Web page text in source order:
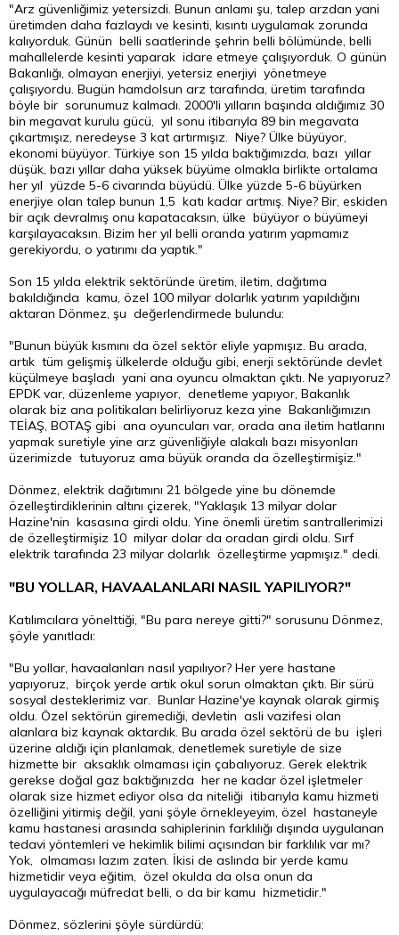
"Arz güvenliğimiz yetersizdi. Bunun anlamı şu, talep arzdan yani
üretimden daha fazlaydı ve kesinti, kısıntı uygulamak zorunda
kalıyorduk. Günün belli saatlerinde şehrin belli bölümünde, belli
mahallelerde kesinti yaparak idare etmeye çalışıyorduk. O günün
Bakanlığı, olmayan enerjiyi, yetersiz enerjiyi yönetmeye
çalışıyordu. Bugün hamdolsun arz tarafında, üretim tarafında
böyle bir sorunumuz kalmadı. 2000'li yılların başında aldığımız 30
bin megavat kurulu gücü, yıl sonu itibarıyla 89 bin megavata
çıkartmışız, neredeyse 3 kat artırmışız. Niye? Ülke büyüyor,
ekonomi büyüyor. Türkiye son 15 yılda baktığımızda, bazı yıllar
düşük, bazı yıllar daha yüksek büyüme olmakla birlikte ortalama
her yıl yüzde 5-6 civarında büyüdü. Ülke yüzde 5-6 büyürken
enerjiye olan talep bunun 1,5 katı kadar artmış. Niye? Bir, eskiden
bir açık devralmış onu kapatacaksın, ülke büyüyor o büyümeyi
karşılayacaksın. Bizim her yıl belli oranda yatırım yapmamız
gerekiyordu, o yatırımı da yaptık."
Son 15 yılda elektrik sektöründe üretim, iletim, dağıtıma
bakıldığında kamu, özel 100 milyar dolarlık yatırım yapıldığını
aktaran Dönmez, şu değerlendirmede bulundu:
"Bunun büyük kısmını da özel sektör eliyle yapmışız. Bu arada,
artık tüm gelişmiş ülkelerde olduğu gibi, enerji sektöründe devlet
küçülmeye başladı yani ana oyuncu olmaktan çıktı. Ne yapıyoruz?
EPDK var, düzenleme yapıyor, denetleme yapıyor, Bakanlık
olarak biz ana politikaları belirliyoruz keza yine Bakanlığımızın
TEİAŞ, BOTAŞ gibi ana oyuncuları var, orada ana iletim hatlarını
yapmak suretiyle yine arz güvenliğiyle alakalı bazı misyonları
üzerimizde tutuyoruz ama büyük oranda da özelleştirmişiz."
Dönmez, elektrik dağıtımını 21 bölgede yine bu dönemde
özelleştirdiklerinin altını çizerek, "Yaklaşık 13 milyar dolar
Hazine'nin kasasına girdi oldu. Yine önemli üretim santrallerimizi
de özelleştirmişiz 10 milyar dolar da oradan girdi oldu. Sırf
elektrik tarafında 23 milyar dolarlık özelleştirme yapmışız." dedi.
"BU YOLLAR, HAVAALANLARI NASIL YAPILIYOR?"
Katılımcılara yönelttiği, "Bu para nereye gitti?" sorusunu Dönmez,
şöyle yanıtladı:
"Bu yollar, havaalanları nasıl yapılıyor? Her yere hastane
yapıyoruz, birçok yerde artık okul sorun olmaktan çıktı. Bir sürü
sosyal desteklerimiz var. Bunlar Hazine'ye kaynak olarak girmiş
oldu. Özel sektörün giremediği, devletin asli vazifesi olan
alanlara biz kaynak aktardık. Bu arada özel sektörü de bu işleri
üzerine aldığı için planlamak, denetlemek suretiyle de size
hizmette bir aksaklık olmaması için çabalıyoruz. Gerek elektrik
gerekse doğal gaz baktığınızda her ne kadar özel işletmeler
olarak size hizmet ediyor olsa da niteliği itibarıyla kamu hizmeti
özelliğini yitirmiş değil, yani şöyle örnekleyeyim, özel hastaneyle
kamu hastanesi arasında sahiplerinin farklılığı dışında uygulanan
tedavi yöntemleri ve hekimlik bilimi açısından bir farklılık var mı?
Yok, olmaması lazım zaten. İkisi de aslında bir yerde kamu
hizmetidir veya eğitim, özel okulda da olsa onun da
uygulayacağı müfredat belli, o da bir kamu hizmetidir."
Dönmez, sözlerini şöyle sürdürdü: